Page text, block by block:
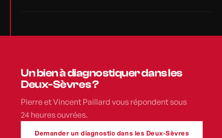
Un bien à diagnostiquer dans les
Deux-Sèvres ?
Pierre et Vincent Paillard vous répondent sous
24 heures ouvrées.
Demander un diagnostic dans les Deux-Sèvres